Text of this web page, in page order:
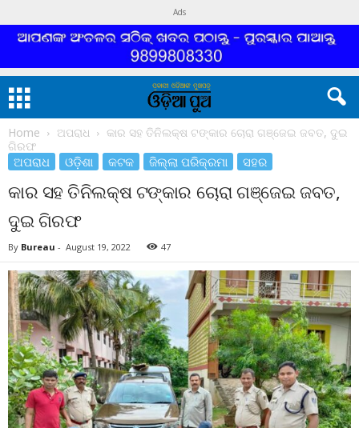
Ads
Home ଅପରାଧ
କାର ସହ ତିନିଲକ୍ଷ ଟଙ୍କାର ଚୋରା ଗଞ୍ଜେଇ ଜବତ, ଦୁଇ
ଗିରଫ
ଅପରାଧ ଓଡ଼ିଶା କଟକ ଜିଲ୍ଲା ପରିକ୍ରମା ସହର
କାର ସହ ତିନିଲକ୍ଷ ଟଙ୍କାର ଚୋରା ଗଞ୍ଜେଇ ଜବତ,
ଦୁଇ ଗିରଫ
By Bureau - August 19, 2022 47